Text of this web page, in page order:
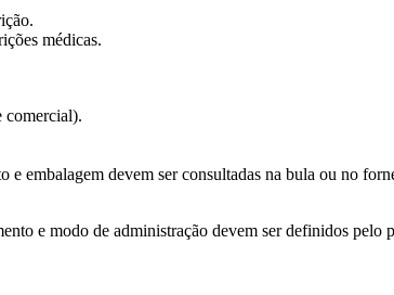
médicas.
comercial).
embalagem devem ser consultadas na bula ou no
e modo de administração devem ser definidos pelo